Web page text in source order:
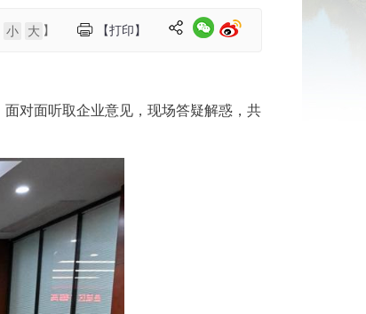
【打印】
小 大 】
对面听取企业意见，现场答疑解惑，共